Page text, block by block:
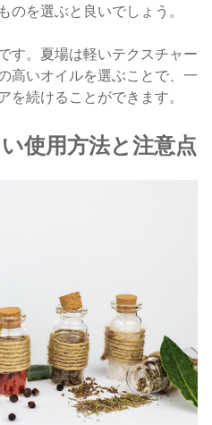
のを選ぶと良いでしょう。
す。夏場は軽いテクスチャー
高いオイルを選ぶことで、一
を続けることができます。
使用方法と注意点